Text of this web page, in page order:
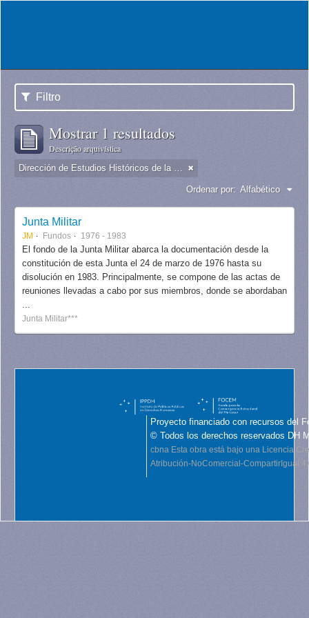
Filtro
Mostrar 1 resultados
Descrição arquivística
Dirección de Estudios Históricos de la Fuerza Aérea
Ordenar por: Alfabético
Junta Militar
JM Fundos 1976 - 1983
El fondo de la Junta Militar abarca la documentación desde la
constitución de esta Junta el 24 de marzo de 1976 hasta su
disolución en 1983. Principalmente, se compone de las actas de
reuniones llevadas a cabo por sus miembros, donde se abordaban
...
Junta Militar***
Proyecto financiado con recursos del
© Todos los derechos reservados DH
cbna Esta obra está bajo una Licencia
Atribución-NoComercial-CompartirIgual